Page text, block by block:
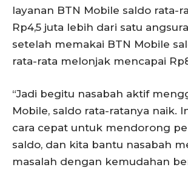
layanan BTN Mobile saldo rata-
Rp4,5 juta lebih dari satu
setelah memakai BTN Mobile
rata-rata melonjak mencapai
“Jadi begitu nasabah aktif
Mobile, saldo rata-ratanya naik.
cara cepat untuk mendorong
saldo, dan kita bantu nasabah
masalah dengan kemudahan